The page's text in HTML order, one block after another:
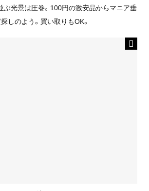
ぶ光景は圧巻。100円の激安品からマニア垂
しのよう。買い取りもOK。